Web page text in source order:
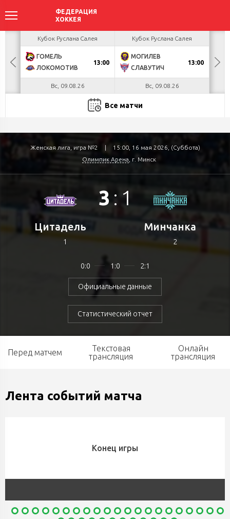
БУЛ
Кубок Руслана Салея
ГОМЕЛЬ
ЛОКОМОТИВ
13:00
Вс, 09.08.26
Кубок Руслана Салея
МОГИЛЕВ
СЛАВУТИЧ
13:00
Вс, 09.08.26
Все матчи
Женская лига, игра №2 |
15:00, 16 мая 2026, (Суббота)
Олимпик Арена , г. Минск
Цитадель
1
3 : 1
0:0 1:0 2:1
Официальные данные
Статистический отчет
Минчанка
2
Перед матчем
Текстовая
трансляция
Онлайн
трансляция
Лента событий матча
Конец игры